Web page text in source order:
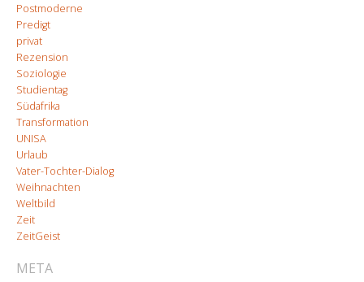
Postmoderne
Predigt
privat
Rezension
Soziologie
Studientag
Südafrika
Transformation
UNISA
Urlaub
Vater-Tochter-Dialog
Weihnachten
Weltbild
Zeit
ZeitGeist
META